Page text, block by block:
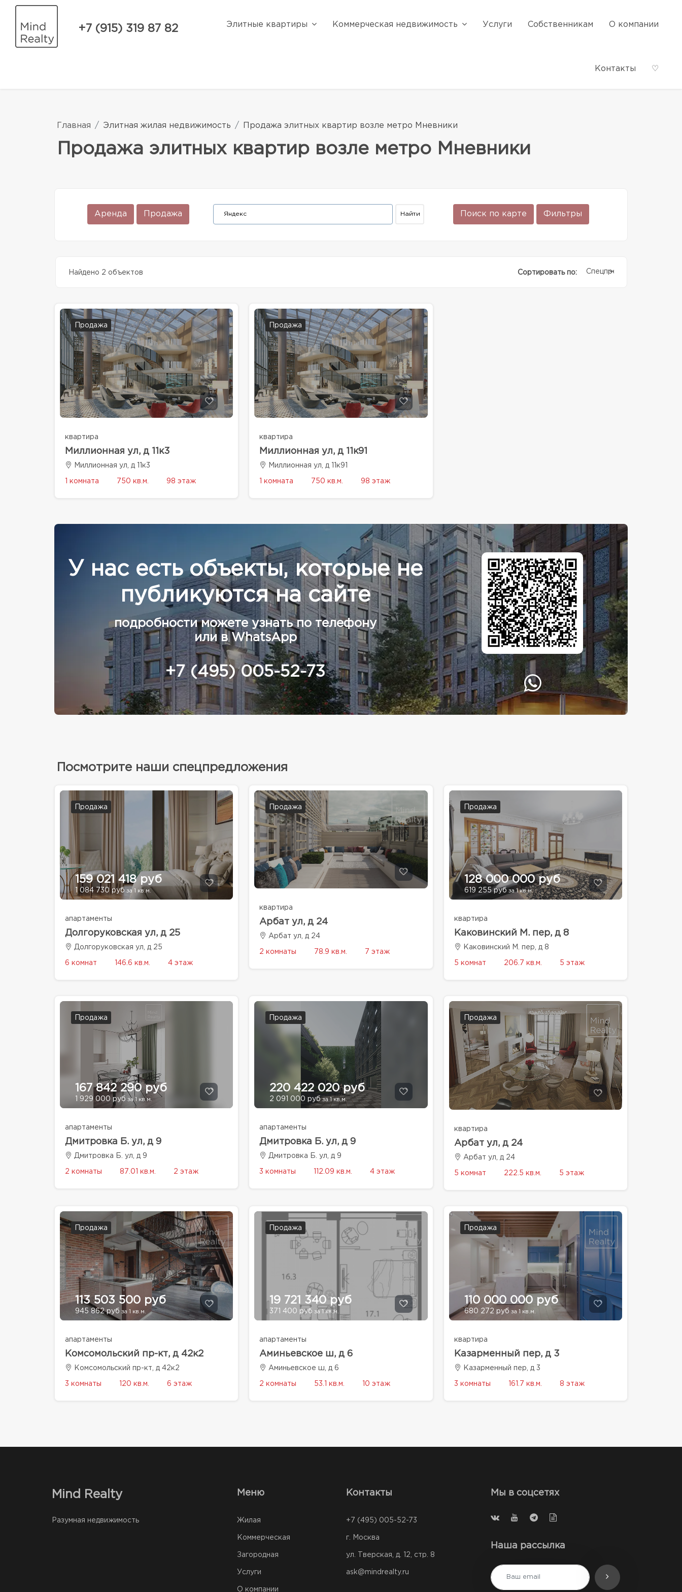
+7 (915) 319 87 82 Элитные квартиры Коммерческая недвижимость Услуги Собственникам О компании
Контакты ♡
Главная Элитная жилая недвижимость Продажа элитных квартир возле метро Мневники
Продажа элитных квартир возле метро Мневники
Аренда Продажа Поиск по карте Фильтры
Найдено 2 объектов Сортировать по: Спецпредолжение
Продажа
квартира
Миллионная ул, д 11к3
Миллионная ул, д 11к3
1 комната 750 кв.м. 98 этаж
Продажа
квартира
Миллионная ул, д 11к91
Миллионная ул, д 11к91
1 комната 750 кв.м. 98 этаж
У нас есть объекты, которые не
публикуются на сайте
подробности можете узнать по телефону
или в WhatsApp
+7 (495) 005-52-73
Посмотрите наши спецпредложения
Продажа
159 021 418 руб
1 084 730 руб за 1 кв.м.
апартаменты
Долгоруковская ул, д 25
Долгоруковская ул, д 25
6 комнат 146.6 кв.м. 4 этаж
Продажа
квартира
Арбат ул, д 24
Арбат ул, д 24
2 комнаты 78.9 кв.м. 7 этаж
Продажа
128 000 000 руб
619 255 руб за 1 кв.м.
квартира
Каковинский М. пер, д 8
Каковинский М. пер, д 8
5 комнат 206.7 кв.м. 5 этаж
Продажа
167 842 290 руб
1 929 000 руб за 1 кв.м.
апартаменты
Дмитровка Б. ул, д 9
Дмитровка Б. ул, д 9
2 комнаты 87.01 кв.м. 2 этаж
Продажа
220 422 020 руб
2 091 000 рубза 1 кв.м.
апартаменты
Дмитровка Б. ул, д 9
Дмитровка Б. ул, д 9
3 комнаты 112.09 кв.м. 4 этаж
Продажа
квартира
Арбат ул, д 24
Арбат ул, д 24
5 комнат 222.5 кв.м. 5 этаж
Продажа
113 503 500 руб
945 862 руб за 1 кв.м.
апартаменты
Комсомольский пр-кт, д 42к2
Комсомольский пр-кт, д 42к2
3 комнаты 120 кв.м. 6 этаж
Продажа
19 721 340 руб
371 400 руб за 1 кв.м.
апартаменты
Аминьевское ш, д 6
Аминьевское ш, д 6
2 комнаты 53.1 кв.м. 10 этаж
Продажа
110 000 000 руб
680 272 руб за 1 кв.м.
квартира
Казарменный пер, д 3
Казарменный пер, д 3
3 комнаты 161.7 кв.м. 8 этаж
Mind Realty
Разумная недвижимость
Меню
Жилая
Коммерческая
Загородная
Услуги
О компании
Контакты
+7 (495) 005-52-73
г. Москва
ул. Тверская, д. 12, стр. 8
ask@mindrealty.ru
Мы в соцсетях
Наша рассылка